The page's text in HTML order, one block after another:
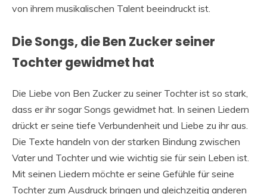
von ihrem musikalischen Talent beeindruckt ist.
Die Songs, die Ben Zucker seiner
Tochter gewidmet hat
Die Liebe von Ben Zucker zu seiner Tochter ist so stark,
dass er ihr sogar Songs gewidmet hat. In seinen Liedern
drückt er seine tiefe Verbundenheit und Liebe zu ihr aus.
Die Texte handeln von der starken Bindung zwischen
Vater und Tochter und wie wichtig sie für sein Leben ist.
Mit seinen Liedern möchte er seine Gefühle für seine
Tochter zum Ausdruck bringen und gleichzeitig anderen